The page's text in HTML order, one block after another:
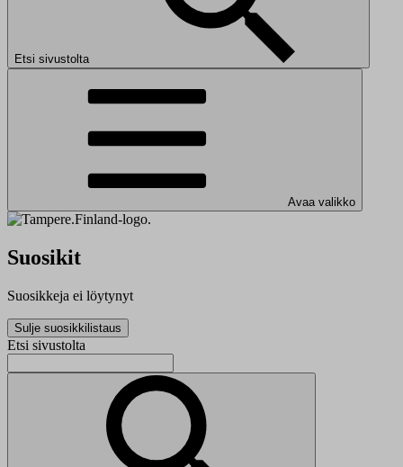
Etsi sivustolta
Avaa valikko
Suosikit
Suosikkeja ei löytynyt
Sulje suosikkilistaus
Etsi sivustolta